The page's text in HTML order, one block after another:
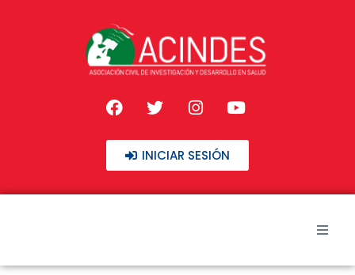
INICIAR SESIÓN
Inicio